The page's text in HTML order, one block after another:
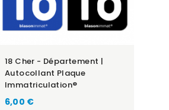
18 Cher - Département |
Autocollant Plaque
Immatriculation®
6,00 €